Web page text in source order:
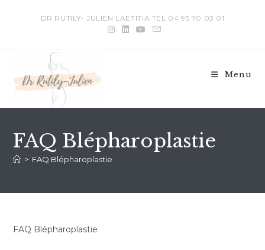
DR RUTILY- JULIEN LAETITIA TEL 04 95 70 03 01
Menu
FAQ Blépharoplastie
> FAQ Blépharoplastie
FAQ Blépharoplastie